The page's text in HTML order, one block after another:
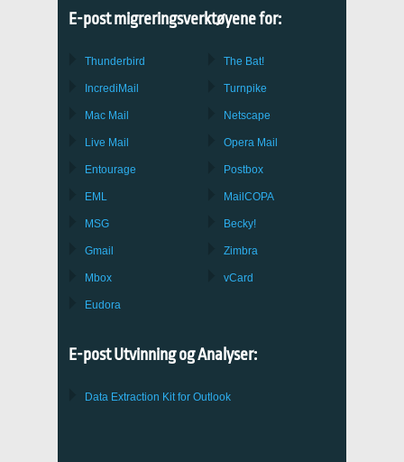
E-post migreringsverktøyene for:
Thunderbird
IncrediMail
Mac Mail
Live Mail
Entourage
EML
MSG
Gmail
Mbox
Eudora
The Bat!
Turnpike
Netscape
Opera Mail
Postbox
MailCOPA
Becky!
Zimbra
vCard
E-post Utvinning og Analyser:
Data Extraction Kit for Outlook